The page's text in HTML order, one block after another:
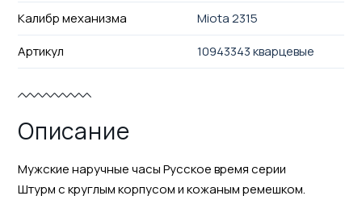
Калибр механизма
Miota 2315
Артикул
10943343 кварцевые
Описание
Мужские наручные часы Русское время серии
Штурм с круглым корпусом и кожаным ремешком.